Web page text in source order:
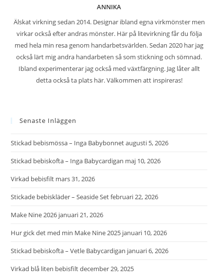
ANNIKA
Älskat virkning sedan 2014. Designar ibland egna virkmönster men
virkar också efter andras mönster. Här på litevirkning får du följa
med hela min resa genom handarbetsvärlden. Sedan 2020 har jag
också lärt mig andra handarbeten så som stickning och sömnad.
Ibland experimenterar jag också med växtfärgning. Jag låter allt
detta också ta plats här. Välkommen att inspireras!
Senaste Inläggen
Stickad bebismössa – Inga Babybonnetaugusti 5, 2026
Stickad bebiskofta – Inga Babycardigan maj 10, 2026
Virkad bebisfilt mars 31, 2026
Stickade bebiskläder – Seaside Setfebruari 22, 2026
Make Nine 2026 januari 21, 2026
Hur gick det med min Make Nine 2025 januari 10, 2026
Stickad bebiskofta – Vetle Babycardigan januari 6, 2026
Virkad blå liten bebisfiltdecember 29, 2025